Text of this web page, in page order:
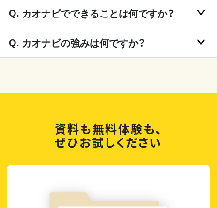
カオナビでできることは何ですか？
カオナビの強みは何ですか？
資料も無料体験も、
ぜひお試しください